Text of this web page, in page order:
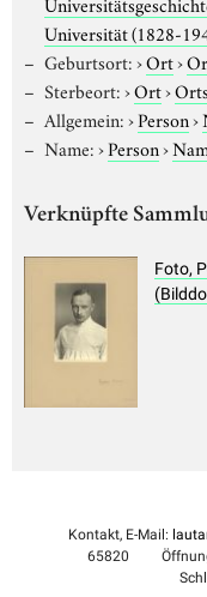
Universität (1828-
Geburtsort:›Ort›
Sterbeort:›Ort›
Allgemein:›Person›
Name:›Person›
Verknüpfte
Foto,
Kontakt, E-Mail:
65820